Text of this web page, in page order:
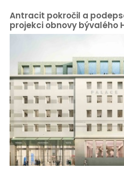
Antracit pokročil a
projekci obnovy bývalého